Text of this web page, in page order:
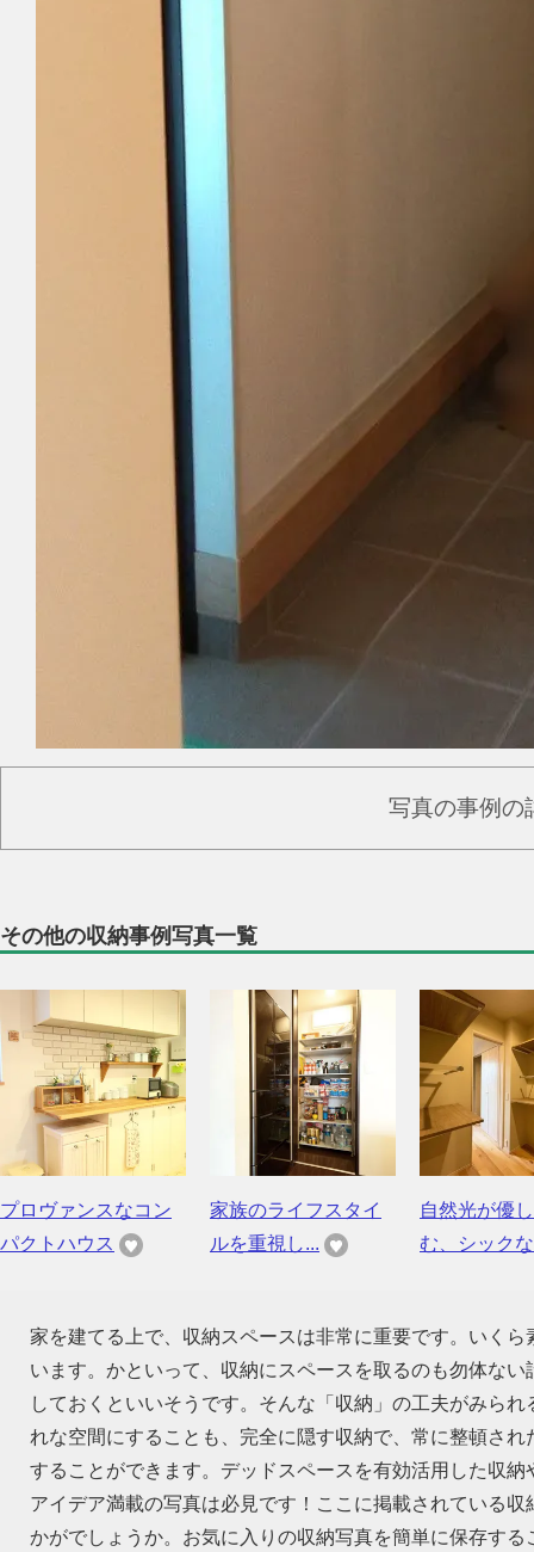
写真の事例の
その他の収納事例写真一覧
プロヴァンスなコン
パクトハウス
家族のライフスタイ
ルを重視し...
自然光が優
む、シック
家を建てる上で、収納スペースは非常に重要です。いく
います。かといって、収納にスペースを取るのも勿体な
しておくといいそうです。そんな「収納」の工夫がみら
れな空間にすることも、完全に隠す収納で、常に整頓さ
することができます。デッドスペースを有効活用した収
アイデア満載の写真は必見です！ここに掲載されている
かがでしょうか。お気に入りの収納写真を簡単に保存す